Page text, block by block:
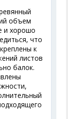
объем
и хорошо
что
к
листов
балок.